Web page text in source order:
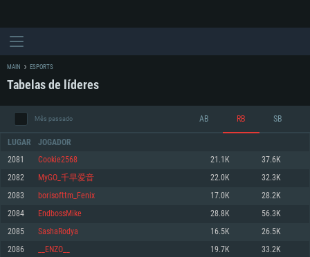
REQUERIMENTOS DE SISTEMA
MAIN ESPORTS
Tabelas de líderes
Mês passado AB RB SB
LUGAR JOGADOR
2081 Cookie2568 21.1K 37.6K
2082 MyGO_千早爱音 22.0K 32.3K
2083 borisofttm_Fenix 17.0K 28.2K
2084 EndbossMike 28.8K 56.3K
2085 SashaRodya 16.5K 26.5K
2086 __ENZO__ 19.7K 33.2K